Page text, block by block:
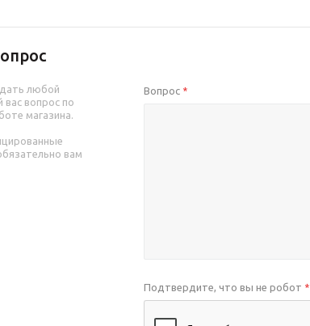
любой
вопрос по
магазина.
вам
Вопрос *
Подтвердите, что вы не робот *